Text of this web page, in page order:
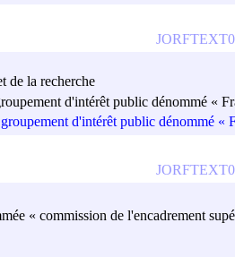
de la recherche
d'intérêt public dénommé «
d'intérêt public dénommé
« commission de l'encadrement